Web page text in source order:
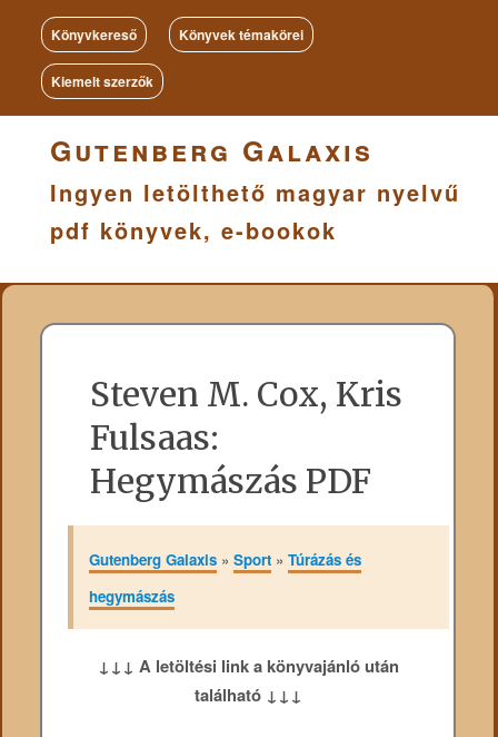
Könyvkereső Könyvek témakörei
Kiemelt szerzők
Gutenberg Galaxis
Ingyen letölthető magyar nyelvű
pdf könyvek, e-bookok
Steven M. Cox, Kris
Fulsaas:
Hegymászás PDF
Gutenberg Galaxis» Sport» Túrázás és
hegymászás
↓↓↓ A letöltési link a könyvajánló után
található ↓↓↓